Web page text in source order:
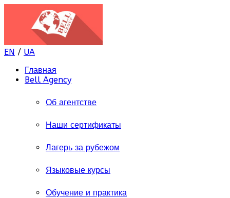
EN / UA
Главная
Bell Agency
Об агентстве
Наши сертификаты
Лагерь за рубежом
Языковые курсы
Обучение и практика